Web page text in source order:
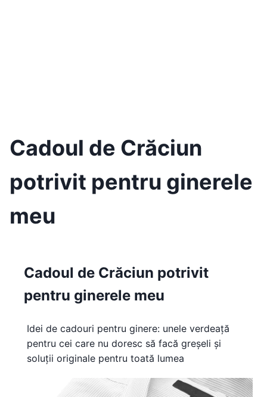
Cadoul de Crăciun
potrivit pentru ginerele
meu
Cadoul de Crăciun potrivit
pentru ginerele meu
Idei de cadouri pentru ginere: unele verdeață
pentru cei care nu doresc să facă greșeli și
soluții originale pentru toată lumea